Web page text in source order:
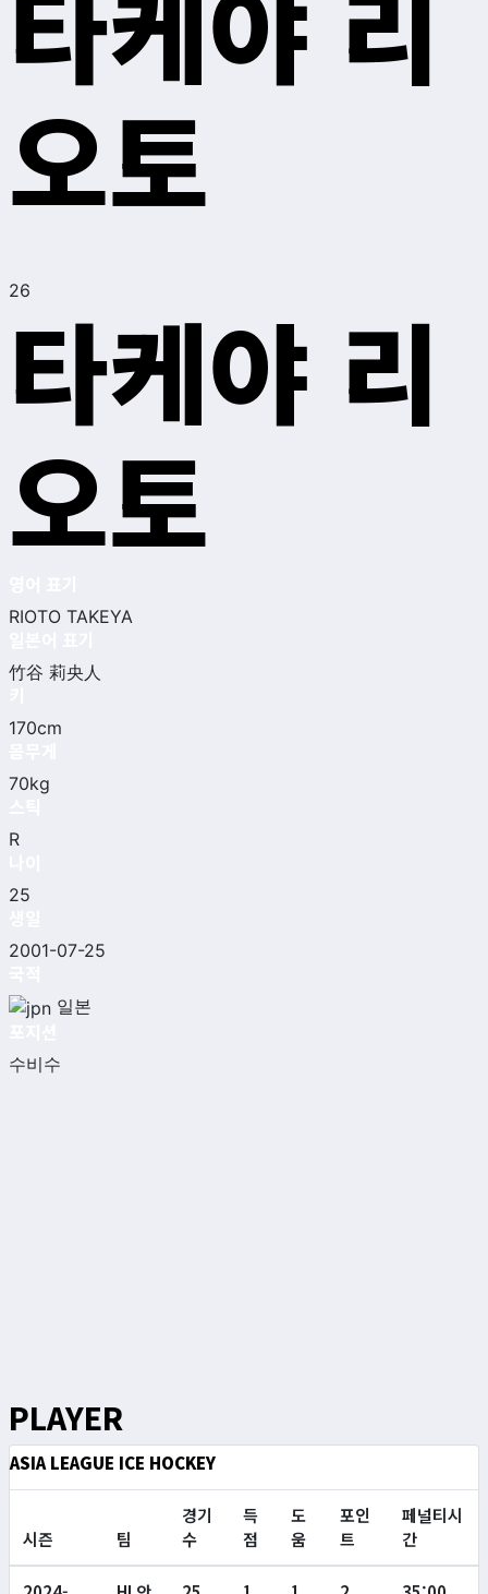
오토
26
타케야 리
오토
RIOTO TAKEYA
竹谷 莉央人
170cm
70kg
R
25
2001-07-25
일본
수비수
PLAYER
ASIA LEAGUE ICE HOCKEY
시즌 팀
경기
수
득
점
도
움
포인
트
페널티시
간